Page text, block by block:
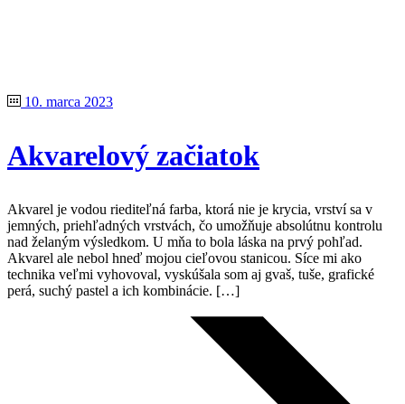
10. marca 2023
Akvarelový začiatok
Akvarel je vodou riediteľná farba, ktorá nie je krycia, vrství sa v
jemných, priehľadných vrstvách, čo umožňuje absolútnu kontrolu
nad želaným výsledkom. U mňa to bola láska na prvý pohľad.
Akvarel ale nebol hneď mojou cieľovou stanicou. Síce mi ako
technika veľmi vyhovoval, vyskúšala som aj gvaš, tuše, grafické
perá, suchý pastel a ich kombinácie. […]